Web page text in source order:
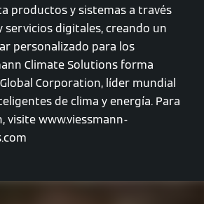
productos y sistemas a través
servicios digitales, creando un
personalizado para los
Climate Solutions forma
Corporation, líder mundial
de clima y energía. Para
visite www.viessmann-